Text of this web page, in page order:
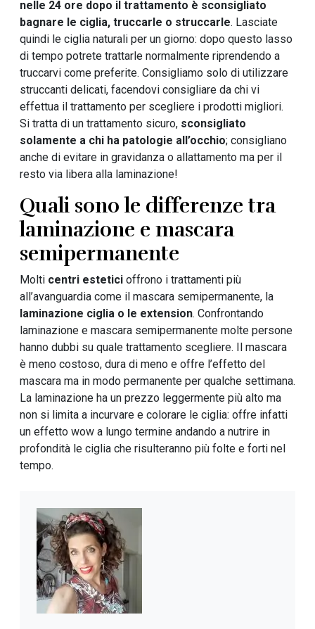
nelle 24 ore dopo il trattamento è sconsigliato
bagnare le ciglia, truccarle o struccarle. Lasciate
quindi le ciglia naturali per un giorno: dopo questo lasso
di tempo potrete trattarle normalmente riprendendo a
truccarvi come preferite. Consigliamo solo di utilizzare
struccanti delicati, facendovi consigliare da chi vi
effettua il trattamento per scegliere i prodotti migliori.
Si tratta di un trattamento sicuro, sconsigliato
solamente a chi ha patologie all’occhio; consigliano
anche di evitare in gravidanza o allattamento ma per il
resto via libera alla laminazione!
Quali sono le differenze tra
laminazione e mascara
semipermanente
Molti centri estetici offrono i trattamenti più
all’avanguardia come il mascara semipermanente, la
laminazione ciglia o le extension. Confrontando
laminazione e mascara semipermanente molte persone
hanno dubbi su quale trattamento scegliere. Il mascara
è meno costoso, dura di meno e offre l’effetto del
mascara ma in modo permanente per qualche settimana.
La laminazione ha un prezzo leggermente più alto ma
non si limita a incurvare e colorare le ciglia: offre infatti
un effetto wow a lungo termine andando a nutrire in
profondità le ciglia che risulteranno più folte e forti nel
tempo.